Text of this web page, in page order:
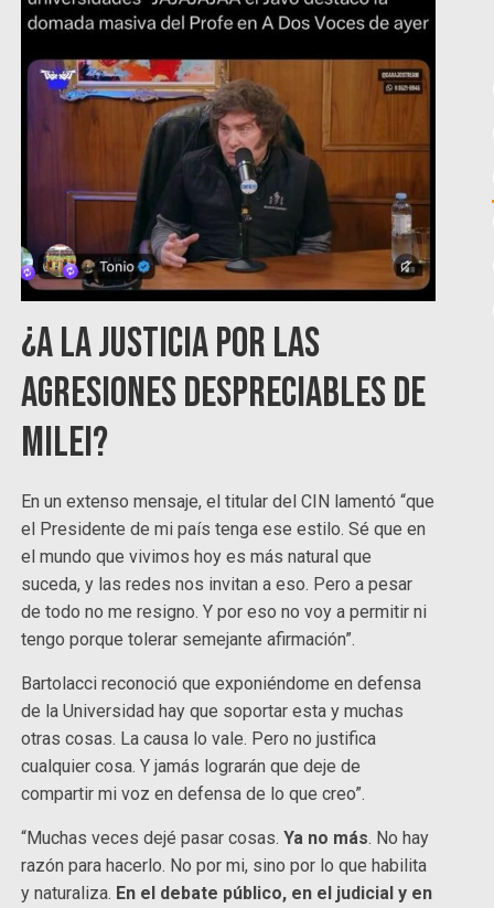
¿A la Justicia por las
agresiones despreciables de
Milei?
En un extenso mensaje, el titular del CIN lamentó “que
el Presidente de mi país tenga ese estilo. Sé que en
el mundo que vivimos hoy es más natural que
suceda, y las redes nos invitan a eso. Pero a pesar
de todo no me resigno. Y por eso no voy a permitir ni
tengo porque tolerar semejante afirmación”.
Bartolacci reconoció que exponiéndome en defensa
de la Universidad hay que soportar esta y muchas
otras cosas. La causa lo vale. Pero no justifica
cualquier cosa. Y jamás lograrán que deje de
compartir mi voz en defensa de lo que creo”.
“Muchas veces dejé pasar cosas.Ya no más. No hay
razón para hacerlo. No por mi, sino por lo que habilita
y naturaliza. En el debate público, en el judicial y en